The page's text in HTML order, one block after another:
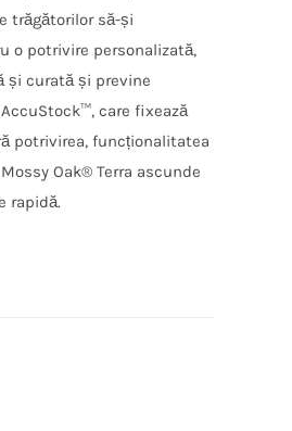
trăgătorilor să-și
o potrivire personalizată,
și curată și previne
care fixează
potrivirea, funcționalitatea
Oak® Terra ascunde
rapidă.